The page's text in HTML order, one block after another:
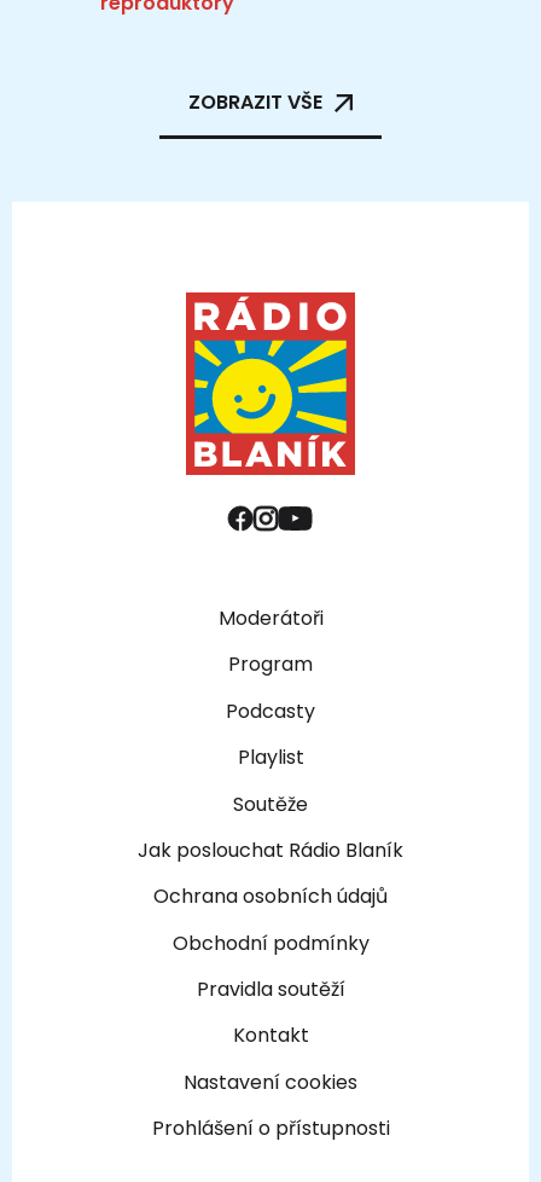
ZOBRAZIT VŠE
Moderátoři
Program
Podcasty
Playlist
Soutěže
Jak poslouchat Rádio Blaník
Ochrana osobních údajů
Obchodní podmínky
Pravidla soutěží
Kontakt
Nastavení cookies
Prohlášení o přístupnosti